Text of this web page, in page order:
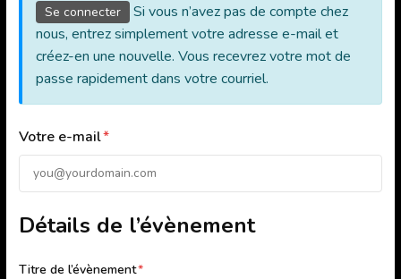
Se connecter
Si vous n’avez pas de compte chez
nous, entrez simplement votre adresse e-mail et
créez-en une nouvelle. Vous recevrez votre mot de
passe rapidement dans votre courriel.
Votre e-mail*
Détails de l’évènement
Titre de l’évènement*